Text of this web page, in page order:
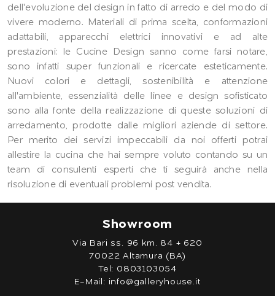
dell'evoluzione del design in fatto di arredo e del modo di
vivere moderno. Materiali di prima scelta, conformazioni
adattabili, apparecchi elettrici innovativi e ad alte
prestazioni: le Cucine Design sanno come farsi notare,
sono infatti super funzionali e ricercate esteticamente.
Nuovi colori e dettagli, sostenibilità e attenzione
all'ambiente, essenzialità delle linee e design sofisticato
sono alla fonte della realizzazione di queste soluzioni di
arredamento, prodotte dalle migliori aziende di settore.
Per merito dei servizi impeccabili da noi offerti potrai
allestire la cucina che hai sempre voluto contando su un
team di consulenti esperti che ti seguirà anche nella
risoluzione di eventuali problemi post vendita.
Showroom
Via Bari ss. 96 km. 84 + 620
70022 Altamura (BA)
Tel: 0803103054
E-Mail: info@galleryhouse.it